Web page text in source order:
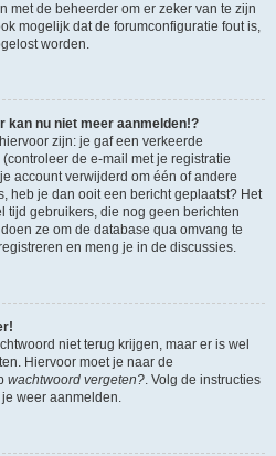
met de beheerder om er zeker van te zijn
mogelijk dat de forumconfiguratie fout is,
worden.
kan nu niet meer aanmelden!?
zijn: je gaf een verkeerde
de e-mail met je registratie
account verwijderd om één of andere
heb je dan ooit een bericht geplaatst? Het
tijd gebruikers, die nog geen berichten
ze om de database qua omvang te
en meng je in de discussies.
niet terug krijgen, maar er is wel
Hiervoor moet je naar de
wachtwoord vergeten?. Volg de instructies
weer aanmelden.